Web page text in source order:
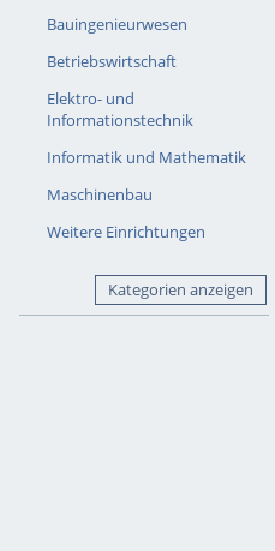
Bauingenieurwesen
Betriebswirtschaft
Elektro- und
Informationstechnik
Informatik und Mathematik
Maschinenbau
Weitere Einrichtungen
Kategorien anzeigen